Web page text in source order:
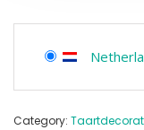
Category: